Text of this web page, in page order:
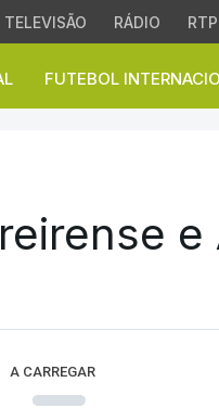
TELEVISÃO RÁDIO
FUTEBOL
e
e
A CARREGAR